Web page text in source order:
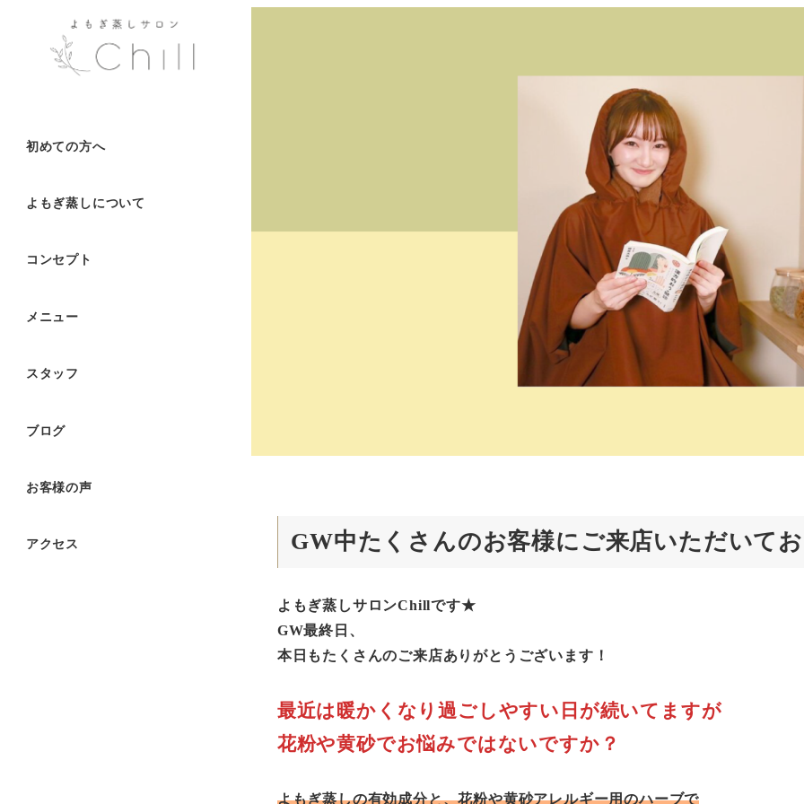
初めての方へ
よもぎ蒸しについて
コンセプト
メニュー
スタッフ
ブログ
お客様の声
アクセス GW中たくさんのお客様にご来店いただいて
よもぎ蒸しサロンChillです★
GW最終日、
本日もたくさんのご来店ありがとうございます！
最近は暖かくなり過ごしやすい日が続いてますが
花粉や黄砂でお悩みではないですか？
よもぎ蒸しの有効成分と、花粉や黄砂アレルギー用のハーブで